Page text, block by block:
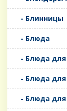
- Блинницы
- Блюда
- Блюда для
- Блюда для
- Блюда для